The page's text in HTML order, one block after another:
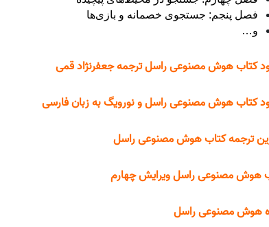
فصل پنجم: جستجوی خصمانه و بازی‌ها
و…
کتاب هوش مصنوعی راسل ترجمه جعفرنژاد قمی
کتاب هوش مصنوعی راسل و نورویگ به زبان فارسی
ترجمه کتاب هوش مصنوعی راسل
هوش مصنوعی راسل ویرایش چهارم
هوش مصنوعی راسل